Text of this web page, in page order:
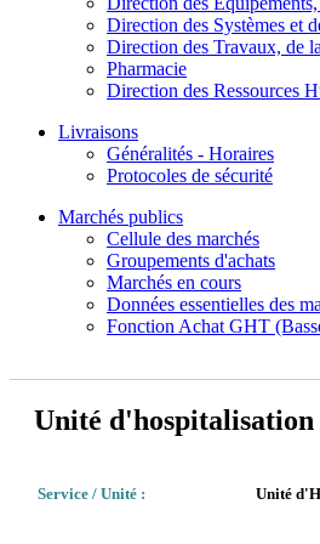
Direction des Systèmes et
Direction des Travaux, de
Pharmacie
Direction des Ressources
Livraisons
Généralités - Horaires
Protocoles de sécurité
Marchés publics
Cellule des marchés
Groupements d'achats
Marchés en cours
Données essentielles des
Fonction Achat GHT
Unité d'hospitalisation
Service / Unité : Unité